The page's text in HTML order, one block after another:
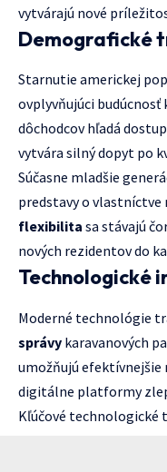
vytvárajú nové
Demografické
Starnutie americkej
ovplyvňujúci budúcnosť
dôchodcov hľadá
vytvára silný dopyt po
Súčasne mladšie
predstavy o
flexibilita sa stávajú
nových rezidentov do
Technologické
Moderné technológie
správy karavanových
umožňujú
digitálne platformy
Kľúčové technologické